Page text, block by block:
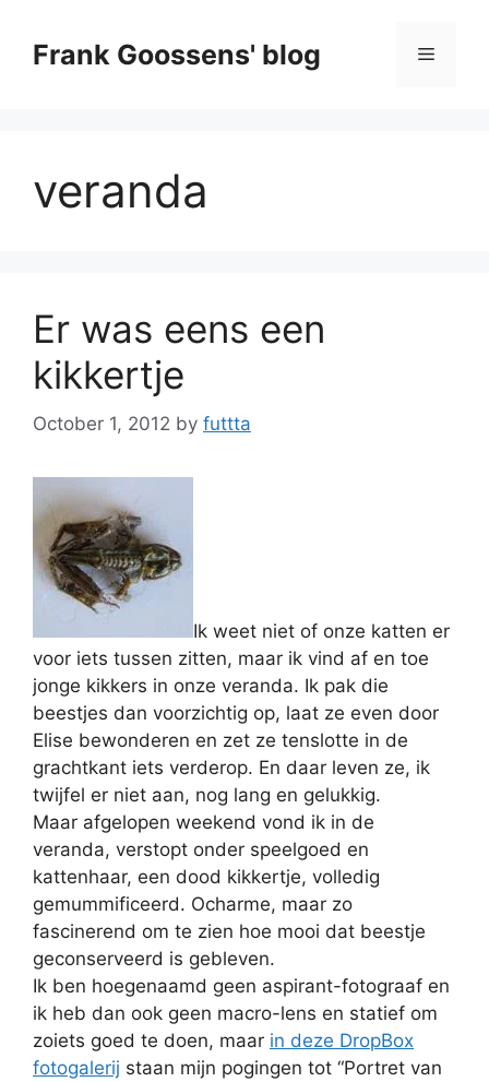
contentFrank Goossens' blog Menu
veranda
Er was eens een
kikkertje
October 1, 2012 by futtta
Ik weet niet of onze katten er
voor iets tussen zitten, maar ik vind af en toe
jonge kikkers in onze veranda. Ik pak die
beestjes dan voorzichtig op, laat ze even door
Elise bewonderen en zet ze tenslotte in de
grachtkant iets verderop. En daar leven ze, ik
twijfel er niet aan, nog lang en gelukkig.
Maar afgelopen weekend vond ik in de
veranda, verstopt onder speelgoed en
kattenhaar, een dood kikkertje, volledig
gemummificeerd. Ocharme, maar zo
fascinerend om te zien hoe mooi dat beestje
geconserveerd is gebleven.
Ik ben hoegenaamd geen aspirant-fotograaf en
ik heb dan ook geen macro-lens en statief om
zoiets goed te doen, maar in deze DropBox
fotogalerij staan mijn pogingen tot “Portret van